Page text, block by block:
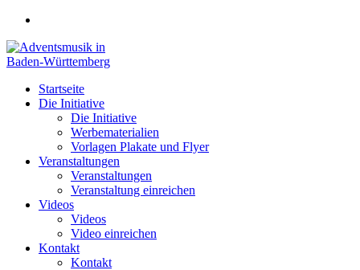
Zum
springen
Startseite
Die Initiative
Die Initiative
Werbematerialien
Vorlagen Plakate und Flyer
Veranstaltungen
Veranstaltungen
Veranstaltung einreichen
Videos
Videos
Video einreichen
Kontakt
Kontakt